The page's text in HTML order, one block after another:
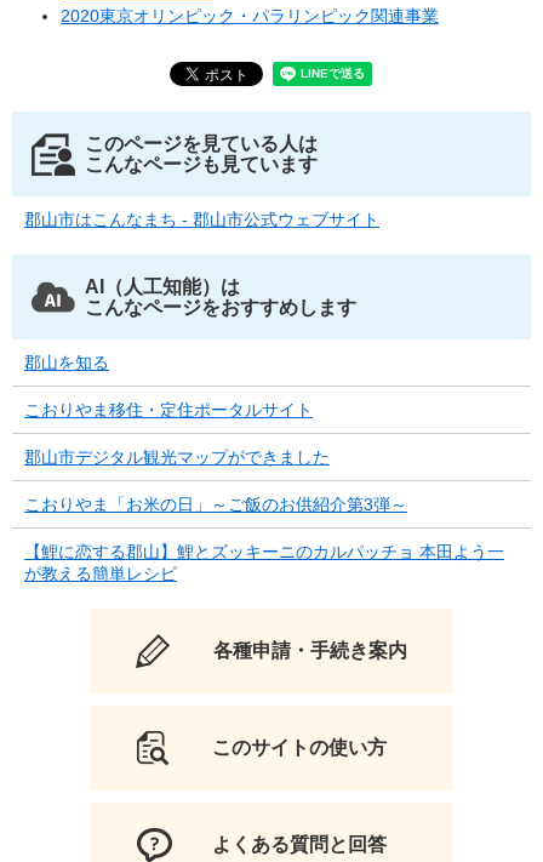
2020東京オリンピック・パラリンピック関連事業
このページを見ている人は
こんなページも見ています
郡山市はこんなまち - 郡山市公式ウェブサイト
AI（人工知能）は
こんなページをおすすめします
郡山を知る
こおりやま移住・定住ポータルサイト
郡山市デジタル観光マップができました
こおりやま「お米の日」～ご飯のお供紹介第3弾～
【鯉に恋する郡山】鯉とズッキーニのカルパッチョ 本田よう一
が教える簡単レシピ
各種申請・手続き案内
このサイトの使い方
よくある質問と回答